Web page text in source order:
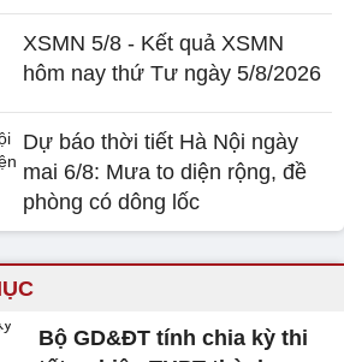
XSMN 5/8 - Kết quả XSMN
hôm nay thứ Tư ngày 5/8/2026
Dự báo thời tiết Hà Nội ngày
mai 6/8: Mưa to diện rộng, đề
phòng có dông lốc
Bộ GD&ĐT tính chia kỳ thi